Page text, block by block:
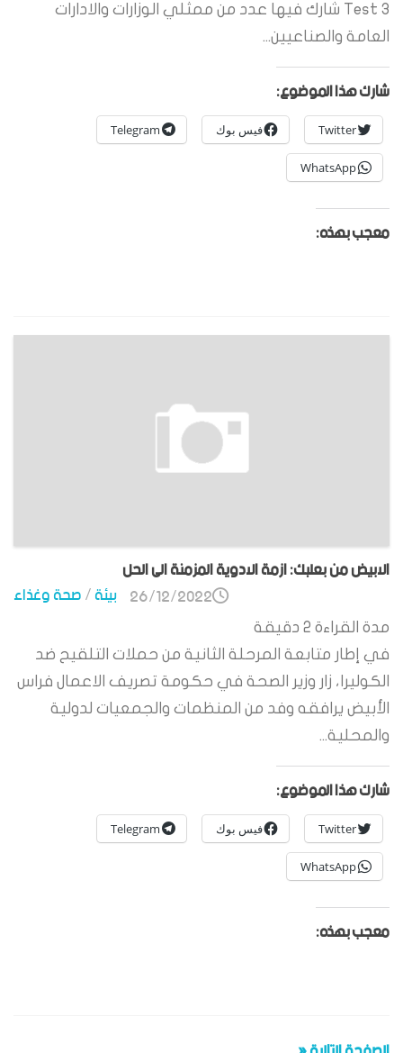
Test 3 شارك فيها عدد من ممثلي الوزارات والادارات
العامة والصناعيين...
شارك هذا الموضوع:
Twitter فيس بوك Telegram
WhatsApp
معجب بهذه:
الابيض من بعلبك: ازمة الادوية المزمنة الى الحل
بيئة/صحة وغذاء 26/12/2022
مدة القراءة 2 دقيقة
في إطار متابعة المرحلة الثانية من حملات التلقيح ضد
الكوليرا، زار وزير الصحة في حكومة تصريف الاعمال فراس
الأبيض يرافقه وفد من المنظمات والجمعيات لدولية
والمحلية...
شارك هذا الموضوع:
Twitter فيس بوك Telegram
WhatsApp
معجب بهذه: